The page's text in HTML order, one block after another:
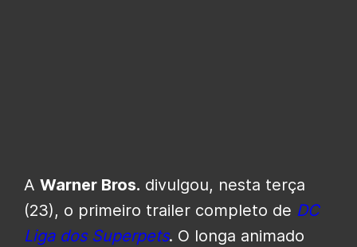
A Warner Bros. divulgou, nesta terça
(23), o primeiro trailer completo de DC
Liga dos Superpets. O longa animado